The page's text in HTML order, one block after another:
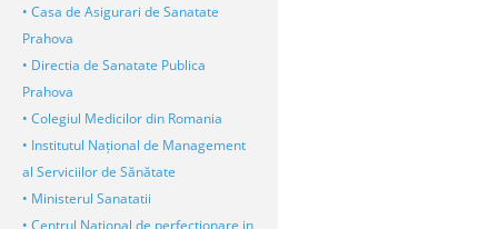
• Casa de Asigurari de Sanatate
Prahova
• Directia de Sanatate Publica
Prahova
• Colegiul Medicilor din Romania
• Institutul Național de Management
al Serviciilor de Sănătate
• Ministerul Sanatatii
• Centrul National de perfectionare in